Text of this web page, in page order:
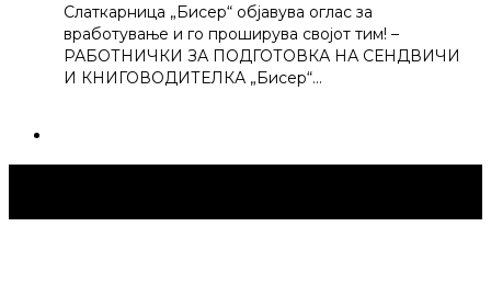
Слаткарница „Бисер“ објавува оглас за
вработување и го проширува својот тим! –
РАБОТНИЧКИ ЗА ПОДГОТОВКА НА СЕНДВИЧИ
И КНИГОВОДИТЕЛКА „Бисер“…